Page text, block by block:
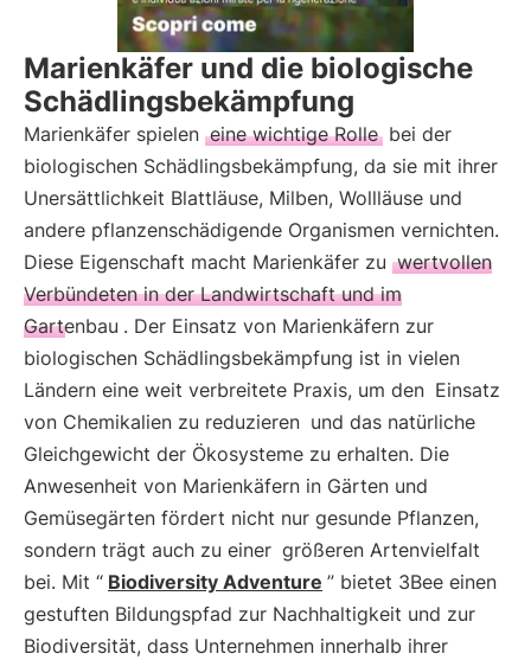
Marienkäfer und die biologische
Schädlingsbekämpfung
Marienkäfer spielen eine wichtige Rolle bei der
biologischen Schädlingsbekämpfung, da sie mit ihrer
Unersättlichkeit Blattläuse, Milben, Wollläuse und
andere pflanzenschädigende Organismen vernichten.
Diese Eigenschaft macht Marienkäfer zu wertvollen
Verbündeten in der Landwirtschaft und im
Gartenbau . Der Einsatz von Marienkäfern zur
biologischen Schädlingsbekämpfung ist in vielen
Ländern eine weit verbreitete Praxis, um den Einsatz
von Chemikalien zu reduzieren und das natürliche
Gleichgewicht der Ökosysteme zu erhalten. Die
Anwesenheit von Marienkäfern in Gärten und
Gemüsegärten fördert nicht nur gesunde Pflanzen,
sondern trägt auch zu einer größeren Artenvielfalt
bei. Mit “ Biodiversity Adventure ” bietet 3Bee einen
gestuften Bildungspfad zur Nachhaltigkeit und zur
Biodiversität, dass Unternehmen innerhalb ihrer